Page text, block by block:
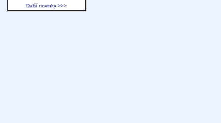
Další novinky >>>